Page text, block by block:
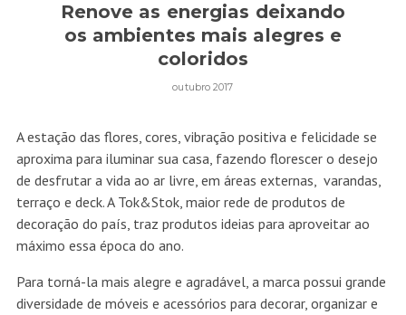
Renove as energias deixando
os ambientes mais alegres e
coloridos
outubro 2017
A estação das flores, cores, vibração positiva e felicidade se
aproxima para iluminar sua casa, fazendo florescer o desejo
de desfrutar a vida ao ar livre, em áreas externas, varandas,
terraço e deck. A Tok&Stok, maior rede de produtos de
decoração do país, traz produtos ideias para aproveitar ao
máximo essa época do ano.
Para torná-la mais alegre e agradável, a marca possui grande
diversidade de móveis e acessórios para decorar, organizar e